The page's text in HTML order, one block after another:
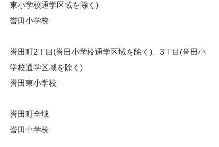
東小学校通学区域を除く)
誉田小学校
誉田町2丁目(誉田小学校通学区域を除く)、3丁目(誉田小
学校通学区域を除く)
誉田東小学校
誉田町全域
誉田中学校